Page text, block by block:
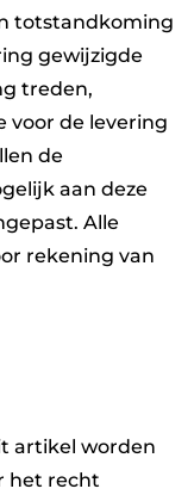
totstandkoming
gewijzigde
treden,
voor de levering
de
aan deze
Alle
rekening van
artikel worden
het recht